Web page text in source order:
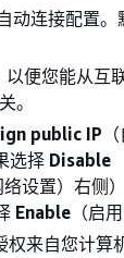
动连接配置。
以便您能从互
。
public IP
选择 Disable
络设置）右侧
Enable （启
权来自您计算